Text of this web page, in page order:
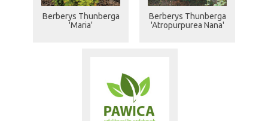
Berberys Thunberga
'Maria'
Berberys Thunberga
'Atropurpurea Nana'